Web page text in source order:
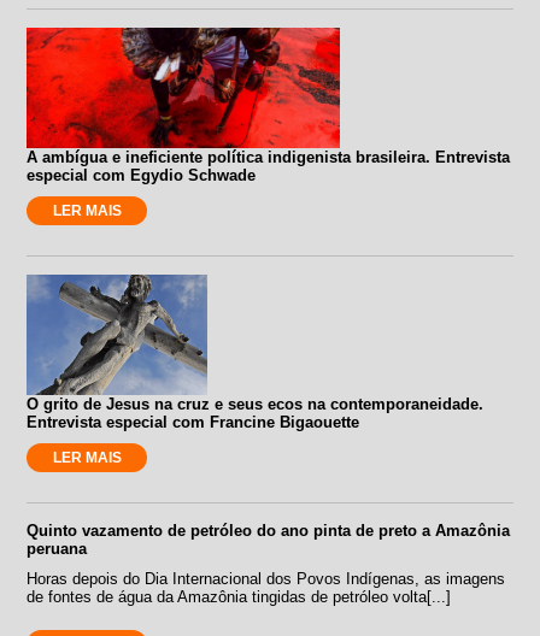
A ambígua e ineficiente política indigenista brasileira. Entrevista
especial com Egydio Schwade
LER MAIS
O grito de Jesus na cruz e seus ecos na contemporaneidade.
Entrevista especial com Francine Bigaouette
LER MAIS
Quinto vazamento de petróleo do ano pinta de preto a Amazônia
peruana
Horas depois do Dia Internacional dos Povos Indígenas, as imagens
de fontes de água da Amazônia tingidas de petróleo volta[...]